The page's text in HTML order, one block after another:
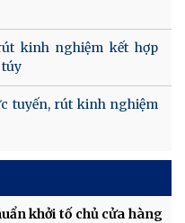
kinh nghiệm kết hợp
tuyến, rút kinh nghiệm
khởi tố chủ cửa hàng